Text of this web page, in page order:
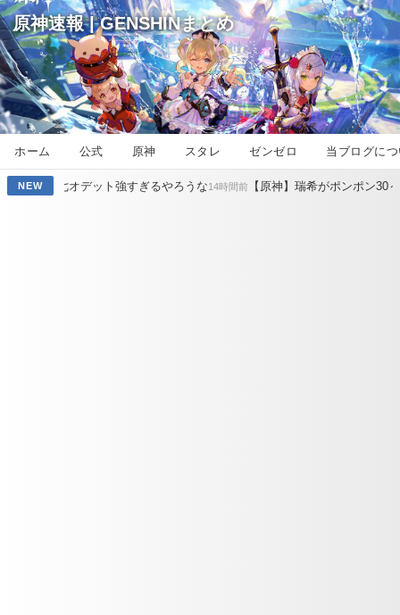
原神速報 | GENSHINまとめ
ホーム 公式 原神 スタレ ゼンゼロ 当ブログに
NEW
強すぎるやろうな14時間前【原神】瑞希がポンポン30～50万ダメ出し続け